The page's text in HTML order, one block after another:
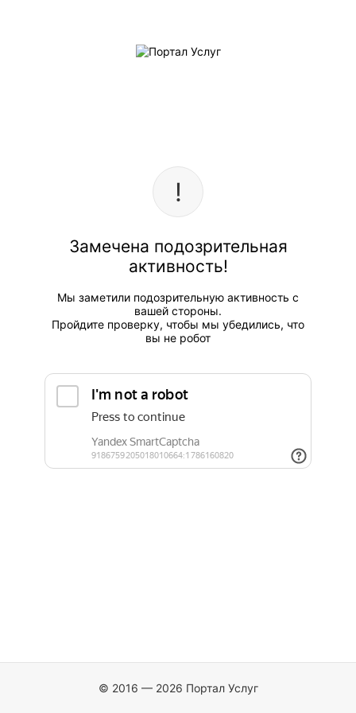
Замечена подозрительная
активность!
Мы заметили подозрительную активность с
вашей стороны.
Пройдите проверку, чтобы мы убедились, что
вы не робот
© 2016 — 2026 Портал Услуг